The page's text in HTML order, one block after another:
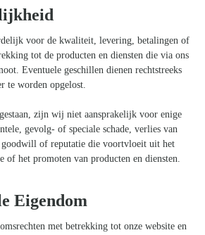
voor de kwaliteit, levering, betalingen of
tot de producten en diensten die via ons
Eventuele geschillen dienen rechtstreeks
te worden opgelost.
zijn wij niet aansprakelijk voor enige
gevolg- of speciale schade, verlies van
goodwill of reputatie die voortvloeit uit het
of het promoten van producten en diensten.
Eigendom
met betrekking tot onze website en